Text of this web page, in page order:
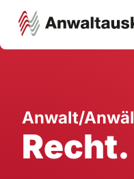
Ausbildung
Anwalt/